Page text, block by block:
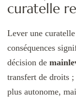
curatelle
Lever une
conséquences
décision de
transfert de droits
plus autonome,